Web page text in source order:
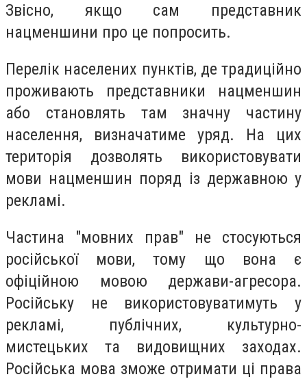
Звісно, якщо сам представник
нацменшини про це попросить.
Перелік населених пунктів, де традиційно
проживають представники нацменшин
або становлять там значну частину
населення, визначатиме уряд. На цих
територія дозволять використовувати
мови нацменшин поряд із державною у
рекламі.
Частина "мовних прав" не стосуються
російської мови, тому що вона є
офіційною мовою держави-агресора.
Російську не використовуватимуть у
рекламі, публічних, культурно-
мистецьких та видовищних заходах.
Російська мова зможе отримати ці права